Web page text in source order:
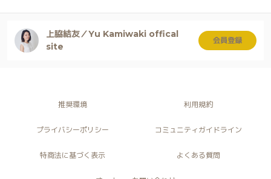
上脇結友／Yu Kamiwaki offical
site
会員登録
推奨環境 利用規約
プライバシーポリシー コミュニティガイドライン
特商法に基づく表示 よくある質問